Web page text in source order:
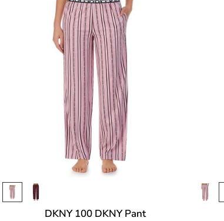
DKNY 100 DKNY Pant